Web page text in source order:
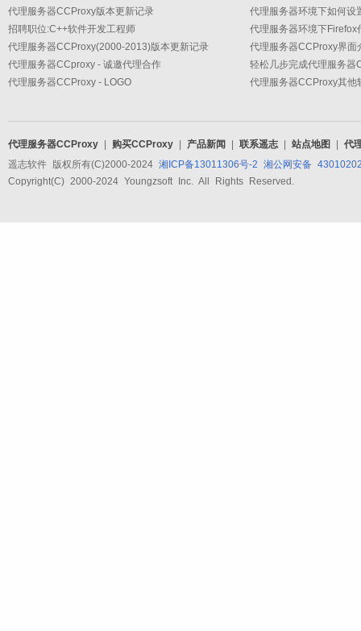
代理服务器CCProxy版本更新记录
招聘职位:C++软件开发工程师
代理服务器CCProxy(2000-2013)版本更新记录
代理服务器CCproxy - 诚邀代理合作
代理服务器CCProxy - LOGO
代理服务器环境下如何设
代理服务器环境下Firefox
代理服务器CCProxy界面
轻松几步完成代理服务器
代理服务器CCProxy其他
代理服务器CCProxy 购买CCProxy 产品新闻 联系遥志 站点地图
代
遥志软件 版权所有(C)2000-2024 湘ICP备13011306号-2 湘公网安备
Copyright(C) 2000-2024 Youngzsoft Inc. All Rights Reserved.